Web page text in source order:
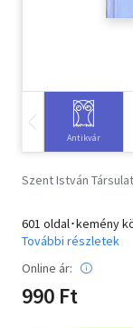
Természettudomány
Vallás
Antikvár
Szent István
601 oldal･kemény
További részletek
Online ár:
990 Ft